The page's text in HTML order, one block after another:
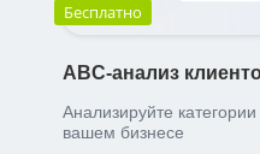
Бесплатно
ABC-анализ
Анализируйте
вашем бизнесе